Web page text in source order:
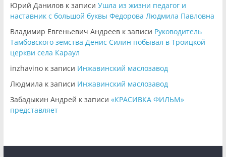
Юрий Даниловк записи Ушла из жизни педагог и
наставник с большой буквы Федорова Людмила Павловна
Владимир Евгеньевич Андреевк записи Руководитель
Тамбовского земства Денис Силин побывал в Троицкой
церкви села Караул
inzhavinoк записи Инжавинский маслозавод
Людмила к записи Инжавинский маслозавод
Забадыкин Андрей к записи «КРАСИВКА ФИЛЬМ»
представляет